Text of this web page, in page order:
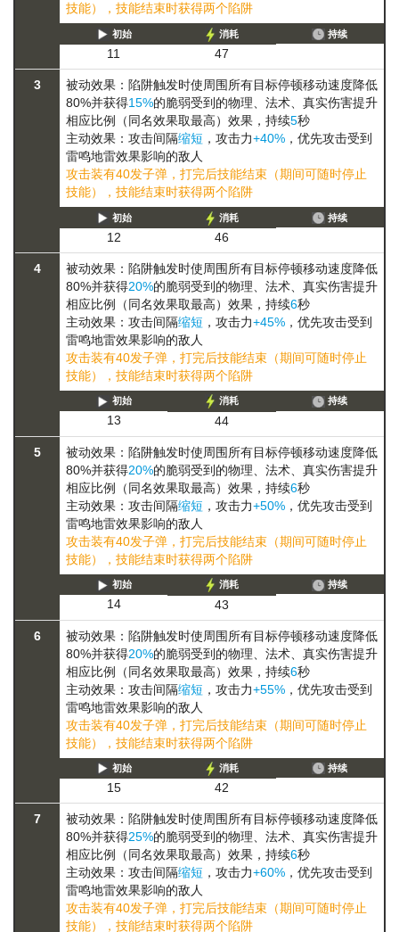
技能），技能结束时获得两个陷阱
初始
11
消耗
47
持续
3 被动效果：陷阱触发时使周围所有目标停顿移动速度降低
80%并获得15%的脆弱受到的物理、法术、真实伤害提升
相应比例（同名效果取最高） 效果，持续5秒
主动效果：攻击间隔缩短 ，攻击力+40% ，优先攻击受到
雷鸣地雷效果影响的敌人
攻击装有40发子弹，打完后技能结束（期间可随时停止
技能），技能结束时获得两个陷阱
初始
12
消耗
46
持续
4 被动效果：陷阱触发时使周围所有目标停顿移动速度降低
80%并获得20%的脆弱受到的物理、法术、真实伤害提升
相应比例（同名效果取最高） 效果，持续6秒
主动效果：攻击间隔缩短 ，攻击力+45% ，优先攻击受到
雷鸣地雷效果影响的敌人
攻击装有40发子弹，打完后技能结束（期间可随时停止
技能），技能结束时获得两个陷阱
初始
13
消耗
44
持续
5 被动效果：陷阱触发时使周围所有目标停顿移动速度降低
80%并获得20%的脆弱受到的物理、法术、真实伤害提升
相应比例（同名效果取最高） 效果，持续6秒
主动效果：攻击间隔缩短 ，攻击力+50% ，优先攻击受到
雷鸣地雷效果影响的敌人
攻击装有40发子弹，打完后技能结束（期间可随时停止
技能），技能结束时获得两个陷阱
初始
14
消耗
43
持续
6 被动效果：陷阱触发时使周围所有目标停顿移动速度降低
80%并获得20%的脆弱受到的物理、法术、真实伤害提升
相应比例（同名效果取最高） 效果，持续6秒
主动效果：攻击间隔缩短 ，攻击力+55% ，优先攻击受到
雷鸣地雷效果影响的敌人
攻击装有40发子弹，打完后技能结束（期间可随时停止
技能），技能结束时获得两个陷阱
初始
15
消耗
42
持续
7 被动效果：陷阱触发时使周围所有目标停顿移动速度降低
80%并获得25%的脆弱受到的物理、法术、真实伤害提升
相应比例（同名效果取最高） 效果，持续6秒
主动效果：攻击间隔缩短 ，攻击力+60% ，优先攻击受到
雷鸣地雷效果影响的敌人
攻击装有40发子弹，打完后技能结束（期间可随时停止
技能），技能结束时获得两个陷阱